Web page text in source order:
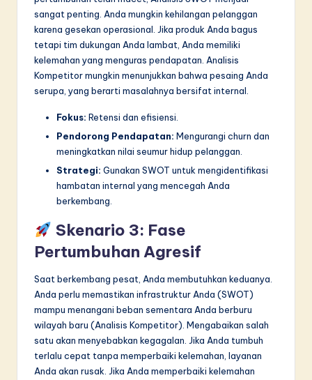
sangat penting. Anda mungkin kehilangan pelanggan
karena gesekan operasional. Jika produk Anda bagus
tetapi tim dukungan Anda lambat, Anda memiliki
kelemahan yang menguras pendapatan. Analisis
Kompetitor mungkin menunjukkan bahwa pesaing Anda
serupa, yang berarti masalahnya bersifat internal.
Fokus: Retensi dan efisiensi.
Pendorong Pendapatan: Mengurangi churn dan
meningkatkan nilai seumur hidup pelanggan.
Strategi: Gunakan SWOT untuk mengidentifikasi
hambatan internal yang mencegah Anda
berkembang.
Skenario 3: Fase
Pertumbuhan Agresif
Saat berkembang pesat, Anda membutuhkan keduanya.
Anda perlu memastikan infrastruktur Anda (SWOT)
mampu menangani beban sementara Anda berburu
wilayah baru (Analisis Kompetitor). Mengabaikan salah
satu akan menyebabkan kegagalan. Jika Anda tumbuh
terlalu cepat tanpa memperbaiki kelemahan, layanan
Anda akan rusak. Jika Anda memperbaiki kelemahan